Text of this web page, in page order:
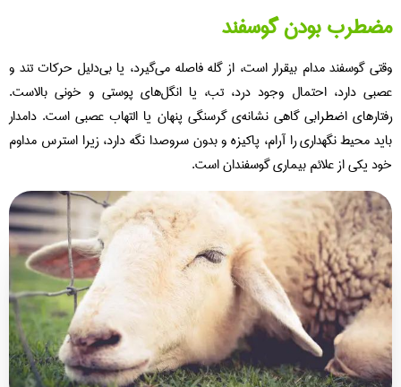
بودن گوسفند
گوسفند مدام بیقرار است، از گله فاصله می‌گیرد، یا بی‌دلیل حرکات تند و
دارد، احتمال وجود درد، تب، یا انگل‌های پوستی و خونی بالاست.
اضطرابی گاهی نشانه‌ی گرسنگی پنهان یا التهاب عصبی است. دامدار
محیط نگهداری را آرام، پاکیزه و بدون سروصدا نگه دارد، زیرا استرس مداوم
یکی از علائم بیماری‌ گوسفندان است.